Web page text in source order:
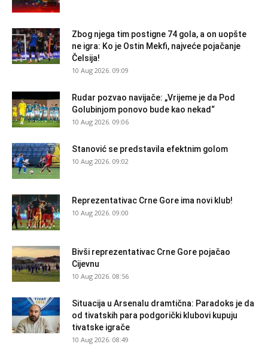
Zbog njega tim postigne 74 gola, a on uopšte
ne igra: Ko je Ostin Mekfi, najveće pojačanje
Čelsija!
10 Aug 2026. 09:09
Rudar pozvao navijače: „Vrijeme je da Pod
Golubinjom ponovo bude kao nekad“
10 Aug 2026. 09:06
Stanović se predstavila efektnim golom
10 Aug 2026. 09:02
Reprezentativac Crne Gore ima novi klub!
10 Aug 2026. 09:00
Bivši reprezentativac Crne Gore pojačao
Cijevnu
10 Aug 2026. 08:56
Situacija u Arsenalu dramtična: Paradoks je da
od tivatskih para podgorički klubovi kupuju
tivatske igrače
10 Aug 2026. 08:49